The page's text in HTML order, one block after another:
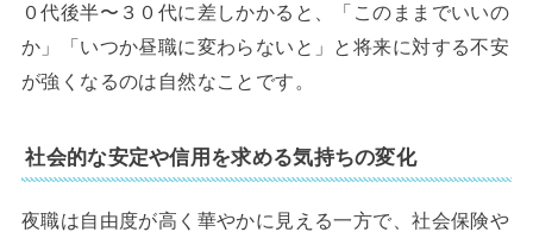
０代後半〜３０代に差しかかると、「このままでいいの
か」「いつか昼職に変わらないと」と将来に対する不安
が強くなるのは自然なことです。
社会的な安定や信用を求める気持ちの変化
夜職は自由度が高く華やかに見える一方で、社会保険や